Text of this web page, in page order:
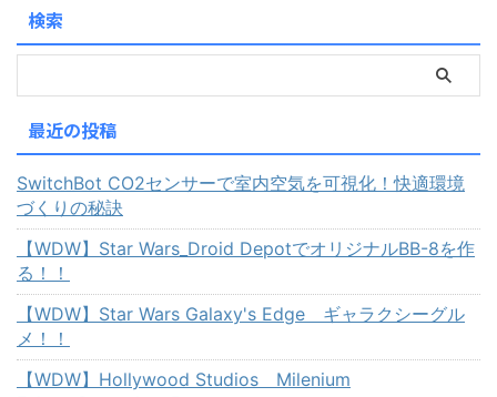
検索
最近の投稿
SwitchBot CO2センサーで室内空気を可視化！快適環境
づくりの秘訣
【WDW】Star Wars_Droid DepotでオリジナルBB-8を作
る！！
【WDW】Star Wars Galaxy's Edge ギャラクシーグル
メ！！
【WDW】Hollywood Studios Milenium